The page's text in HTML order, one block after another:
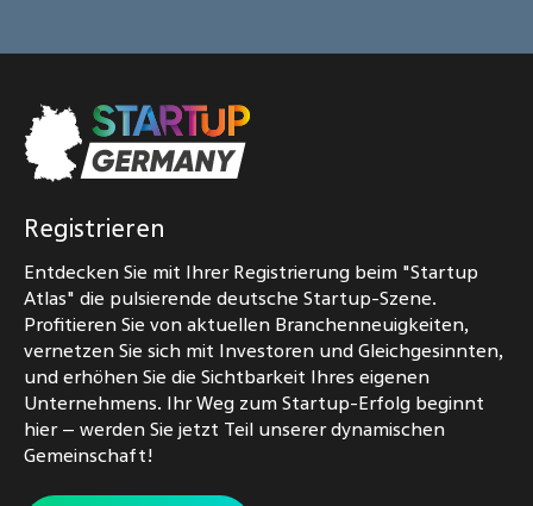
Registrieren
Entdecken Sie mit Ihrer Registrierung beim "Startup
Atlas" die pulsierende deutsche Startup-Szene.
Profitieren Sie von aktuellen Branchenneuigkeiten,
vernetzen Sie sich mit Investoren und Gleichgesinnten,
und erhöhen Sie die Sichtbarkeit Ihres eigenen
Unternehmens. Ihr Weg zum Startup-Erfolg beginnt
hier – werden Sie jetzt Teil unserer dynamischen
Gemeinschaft!